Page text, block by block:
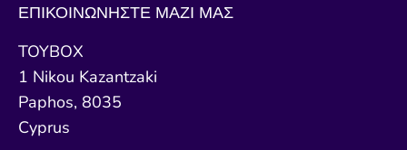
ΕΠΙΚΟΙΝΩΝΗΣΤΕ ΜΑΖΙ ΜΑΣ
TOYBOX
1 Nikou Kazantzaki
Paphos, 8035
Cyprus